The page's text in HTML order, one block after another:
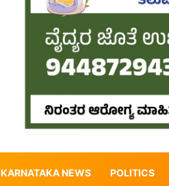
KARNATAKA NEWS POLITICS